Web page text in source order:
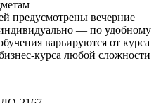
предусмотрены вечерние
— по удобному
варьируются от курса
курса любой сложности